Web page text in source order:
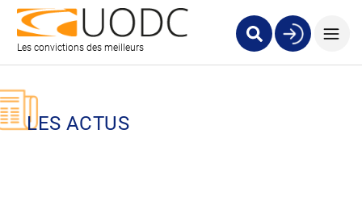
Les convictions des meilleurs
LES ACTUS